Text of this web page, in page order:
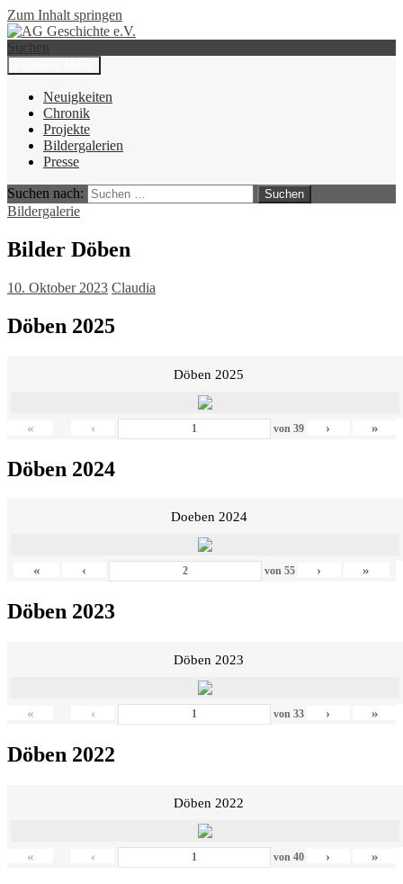
Zum Inhalt springen
AG Geschichte e.V.
Suchen
Neuigkeiten
Chronik
Projekte
Bildergalerien
Presse
Suchen nach:
Bildergalerie
Bilder Döben
10. Oktober 2023 Claudia
Döben 2025
Döben 2025
« ‹ von 39 › »
Döben 2024
Doeben 2024
« ‹ von 55 › »
Döben 2023
Döben 2023
« ‹ von 33 › »
Döben 2022
Döben 2022
« ‹ von 40 › »